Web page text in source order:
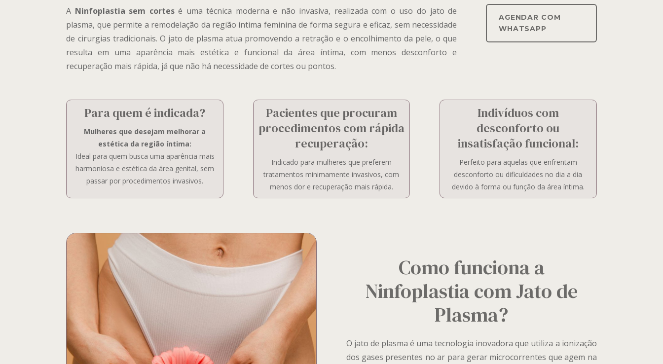
A Ninfoplastia sem cortesé uma técnica moderna e não invasiva, realizada com o uso do jato de
plasma, que permite a remodelação da região íntima feminina de forma segura e eficaz, sem necessidade
de cirurgias tradicionais. O jato de plasma atua promovendo a retração e o encolhimento da pele, o que
resulta em uma aparência mais estética e funcional da área íntima, com menos desconforto e
recuperação mais rápida, já que não há necessidade de cortes ou pontos.
AGENDAR COM
WHATSAPP
Para quem é indicada?
Mulheres que desejam melhorar a
estética da região íntima:
Ideal para quem busca uma aparência mais
harmoniosa e estética da área genital, sem
passar por procedimentos invasivos.
Pacientes que procuram
procedimentos com rápida
recuperação:
Indicado para mulheres que preferem
tratamentos minimamente invasivos, com
menos dor e recuperação mais rápida.
Indivíduos com
desconforto ou
insatisfação funcional:
Perfeito para aquelas que enfrentam
desconforto ou dificuldades no dia a dia
devido à forma ou função da área íntima.
Como funciona a
Ninfoplastia com Jato de
Plasma?
O jato de plasma é uma tecnologia inovadora que utiliza a ionização
dos gases presentes no ar para gerar microcorrentes que agem na